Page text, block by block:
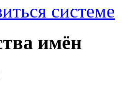
системе
имён